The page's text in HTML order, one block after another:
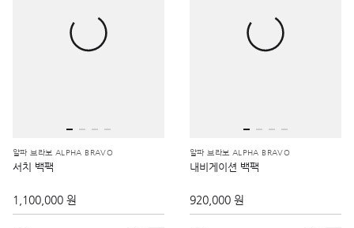
알파 브라보 ALPHA BRAVO
서치 백팩
1,100,000 원
알파 브라보 ALPHA BRAVO
내비게이션 백팩
920,000 원